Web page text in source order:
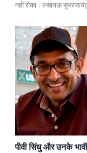
नहीं रोका। लखनऊ
पीवी सिंधु और उनके